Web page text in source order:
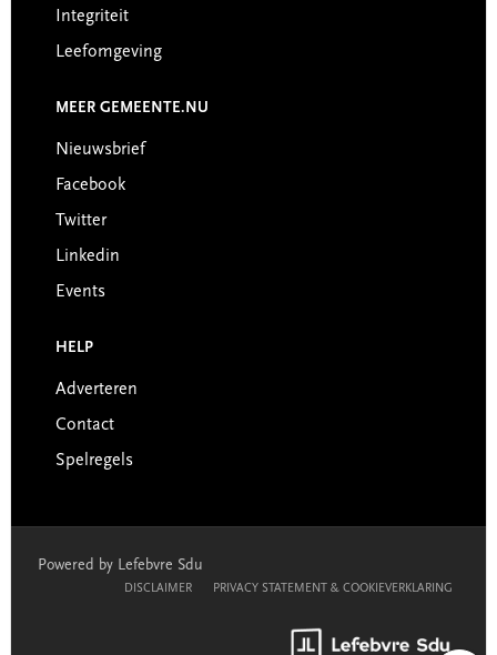
Integriteit
Leefomgeving
MEER GEMEENTE.NU
Nieuwsbrief
Facebook
Twitter
Linkedin
Events
HELP
Adverteren
Contact
Spelregels
Powered by Lefebvre Sdu
DISCLAIMER PRIVACY STATEMENT & COOKIEVERKLARING